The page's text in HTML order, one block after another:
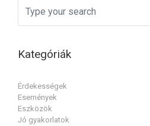
Kategóriák
Érdekességek
Események
Eszközök
Jó gyakorlatok